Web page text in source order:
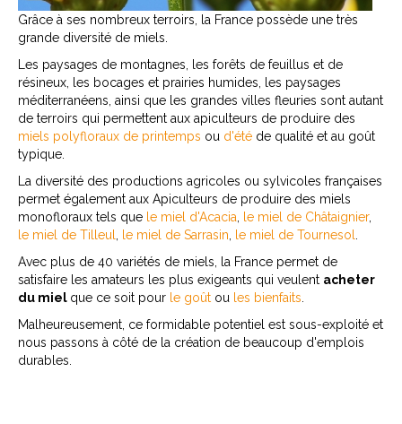
Grâce à ses nombreux terroirs, la France possède une très
grande diversité de miels.
Les paysages de montagnes, les forêts de feuillus et de
résineux, les bocages et prairies humides, les paysages
méditerranéens, ainsi que les grandes villes fleuries sont autant
de terroirs qui permettent aux apiculteurs de produire des
miels polyfloraux de printemps ou d'été de qualité et au goût
typique.
La diversité des productions agricoles ou sylvicoles françaises
permet également aux Apiculteurs de produire des miels
monofloraux tels que le miel d'Acacia le miel de Châtaignier,
le miel de Tilleul
le miel de Sarrasin le miel de Tournesol
Avec plus de 40 variétés de miels, la France permet de
satisfaire les amateurs les plus exigeants qui veulent acheter
du miel que ce soit pour le goût ou les bienfaits
Malheureusement, ce formidable potentiel est sous-exploité et
nous passons à côté de la création de beaucoup d'emplois
durables.